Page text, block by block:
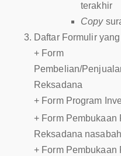
terakhir
Copy
Daftar Formulir
+ Form
Pembelian/
Reksadana
+ Form Program
+ Form Pembukaan
Reksadana
+ Form Pembukaan